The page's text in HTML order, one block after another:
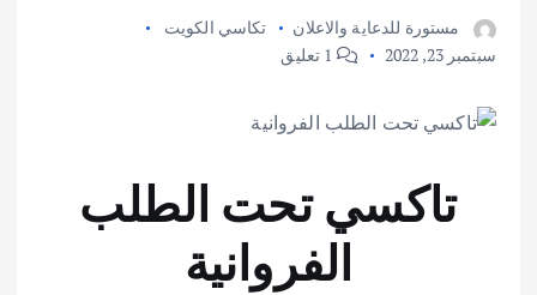
مستورة للدعاية والاعلان
تكاسي الكويت
سبتمبر 23, 2022
تاكسي تحت الطلب
الفروانية